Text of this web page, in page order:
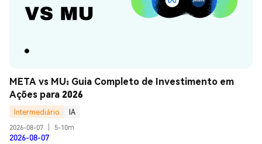
META vs MU: Guia Completo de Investimento em
Ações para 2026
Intermediário
IA
2026-08-07
5-10m
2026-08-07